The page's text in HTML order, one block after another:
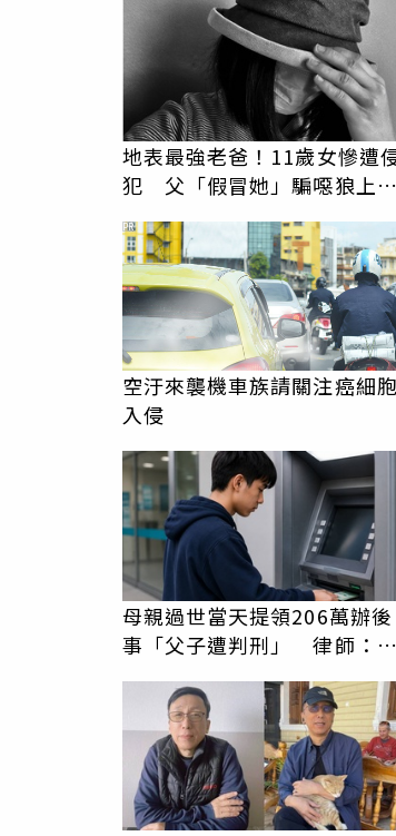
地表最強老爸！11歲女慘遭
犯 父「假冒她」騙噁狼上門
空汙來襲機車族請關注癌細胞
入侵
PR
母親過世當天提領206萬辦後
事「父子遭判刑」 律師：搶